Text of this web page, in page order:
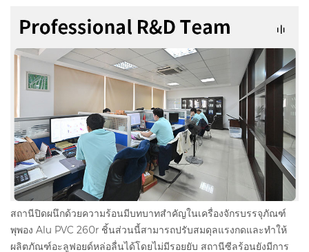
สถานีปิดผนึกด้วยความร้อนมีบทบาทสำคัญในเครื่องจักรบรรจุภัณฑ์
พุพอง Alu PVC 260r ชิ้นส่วนนี้สามารถปรับสมดุลแรงกดและทำให้
ผลิตภัณฑ์อะลูฟอยด์หล่อลื่นได้โดยไม่มีรอยยับ สถานีซีลร้อนยังมีการ